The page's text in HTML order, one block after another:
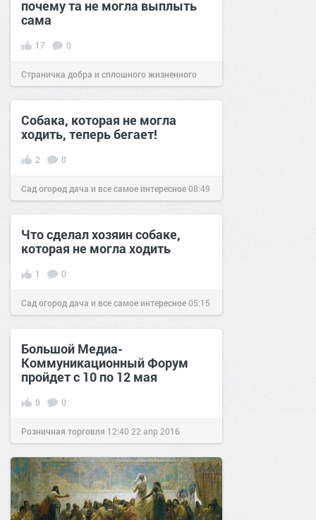
почему та не могла выплыть
сама
17 0
Страничка добра и сплошного жизненного
позитива! 14:18 15 янв 2020
Собака, которая не могла
ходить, теперь бегает!
2 0
Сад огород дача и все самое интересное08:49
24 дек 2016
Что сделал хозяин собаке,
которая не могла ходить
1 0
Сад огород дача и все самое интересное05:15
12 фев 2017
Большой Медиа-
Коммуникационный Форум
пройдет с 10 по 12 мая
0 0
Розничная торговля 12:40 22 апр 2016